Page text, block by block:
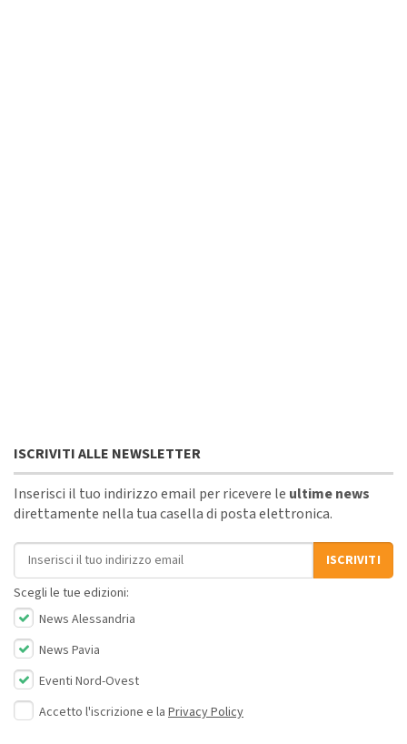
ISCRIVITI ALLE NEWSLETTER
Inserisci il tuo indirizzo email per ricevere le ultime news
direttamente nella tua casella di posta elettronica.
Indirizzo email
ISCRIVITI
Scegli le tue edizioni:
News Alessandria
News Pavia
Eventi Nord-Ovest
Accetto l'iscrizione e la Privacy Policy